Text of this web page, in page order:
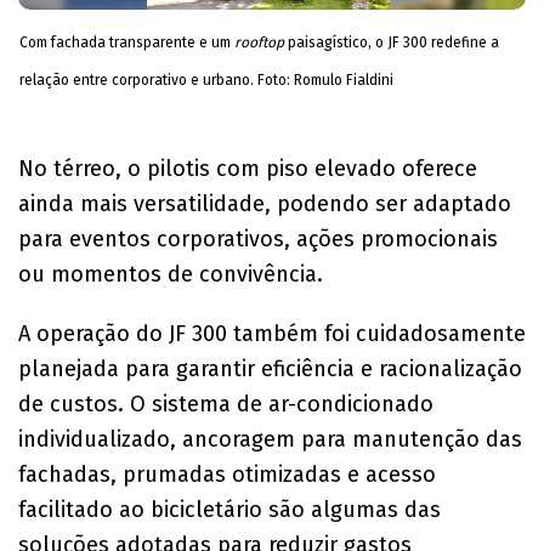
Com fachada transparente e um rooftoppaisagístico, o JF 300 redefine a
relação entre corporativo e urbano. Foto: Romulo Fialdini
No térreo, o pilotis com piso elevado oferece
ainda mais versatilidade, podendo ser adaptado
para eventos corporativos, ações promocionais
ou momentos de convivência.
A operação do JF 300 também foi cuidadosamente
planejada para garantir eficiência e racionalização
de custos. O sistema de ar-condicionado
individualizado, ancoragem para manutenção das
fachadas, prumadas otimizadas e acesso
facilitado ao bicicletário são algumas das
soluções adotadas para reduzir gastos